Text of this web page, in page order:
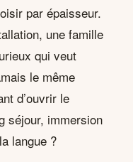
par épaisseur.
une famille
qui veut
le même
d’ouvrir le
séjour, immersion
langue ?